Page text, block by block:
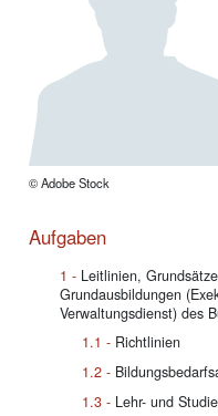
© Adobe Stock
Aufgaben
Leitlinien,
Grundausbildungen
Verwaltungsdienst) des
Richtlinien
Lehr- und